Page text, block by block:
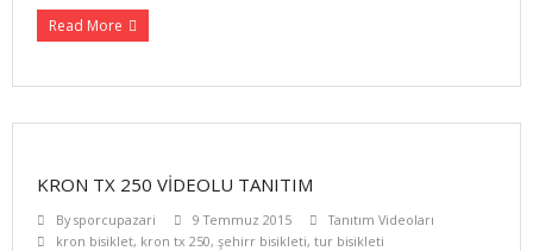
Read More
KRON TX 250 VIDEOLU TANITIM
Bysporcupazari 9 Temmuz 2015
Tanıtım Videoları
kron bisiklet, kron tx 250, şehirr bisikleti, tur bisikleti